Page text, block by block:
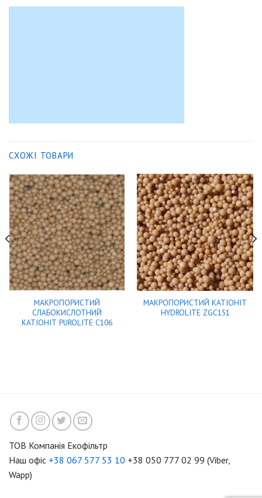
СХОЖІ ТОВАРИ
МАКРОПОРИСТИЙ
СЛАБОКИСЛОТНИЙ
КАТIОНIТ PUROLITE C106
МАКРОПОРИСТИЙ КАТIОНIТ
HYDROLITE ZGC151
ТОВ Компанія Екофільтр
Наш офіс +38 067 577 53 10 +38 050 777 02 99 (Viber,
Wapp)